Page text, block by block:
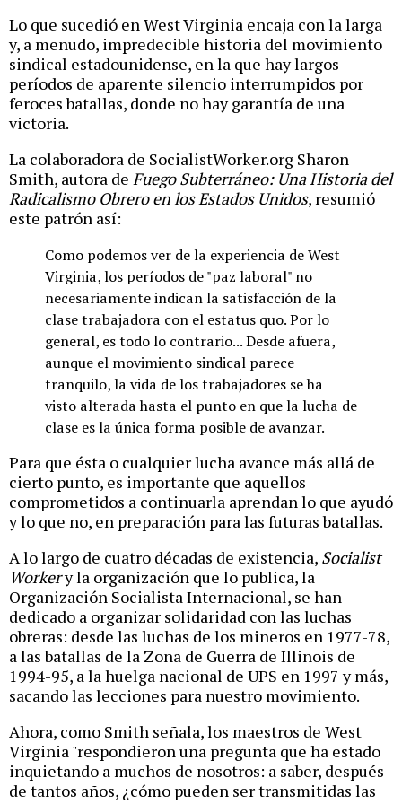
Lo que sucedió en West Virginia encaja con la larga
y, a menudo, impredecible historia del movimiento
sindical estadounidense, en la que hay largos
períodos de aparente silencio interrumpidos por
feroces batallas, donde no hay garantía de una
victoria.
La colaboradora de SocialistWorker.org Sharon
Smith, autora de Fuego Subterráneo: Una Historia del
Radicalismo Obrero en los Estados Unidos, resumió
este patrón así:
Como podemos ver de la experiencia de West
Virginia, los períodos de "paz laboral" no
necesariamente indican la satisfacción de la
clase trabajadora con el estatus quo. Por lo
general, es todo lo contrario... Desde afuera,
aunque el movimiento sindical parece
tranquilo, la vida de los trabajadores se ha
visto alterada hasta el punto en que la lucha de
clase es la única forma posible de avanzar.
Para que ésta o cualquier lucha avance más allá de
cierto punto, es importante que aquellos
comprometidos a continuarla aprendan lo que ayudó
y lo que no, en preparación para las futuras batallas.
A lo largo de cuatro décadas de existencia, Socialist
Workery la organización que lo publica, la
Organización Socialista Internacional, se han
dedicado a organizar solidaridad con las luchas
obreras: desde las luchas de los mineros en 1977-78,
a las batallas de la Zona de Guerra de Illinois de
1994-95, a la huelga nacional de UPS en 1997 y más,
sacando las lecciones para nuestro movimiento.
Ahora, como Smith señala, los maestros de West
Virginia "respondieron una pregunta que ha estado
inquietando a muchos de nosotros: a saber, después
de tantos años, ¿cómo pueden ser transmitidas las